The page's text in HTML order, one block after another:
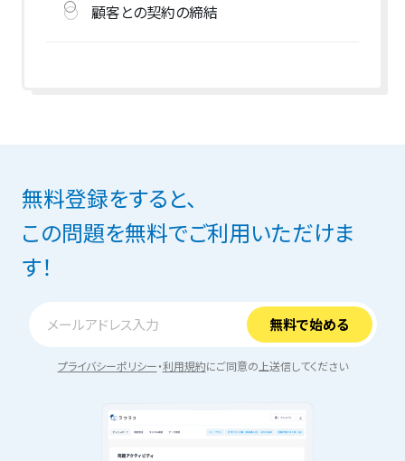
顧客との契約の締結
無料登録をすると、
この問題を無料でご利用いただけま
す！
プライバシーポリシー・利用規約にご同意の上送信してください